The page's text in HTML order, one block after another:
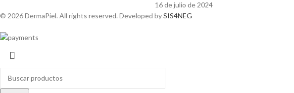
16 de julio de 2024
© 2026 DermaPiel. All rights reserved. Developed bySIS4NEG